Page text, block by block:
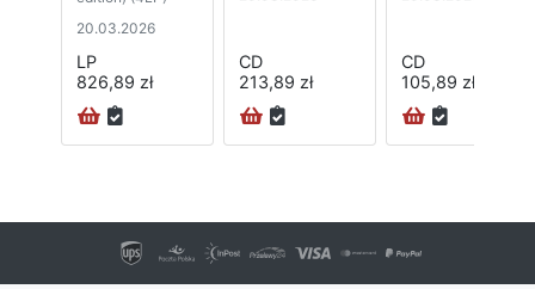
20.03.2026
LP
826,89 zł
CD
213,89 zł
CD
105,89 zł